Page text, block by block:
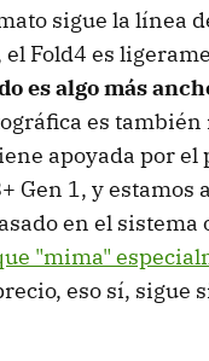
sigue la línea
el Fold4 es
es algo más
es también
apoyada por el
Gen 1, y estamos
en el sistema
"mima"
eso sí, sigue